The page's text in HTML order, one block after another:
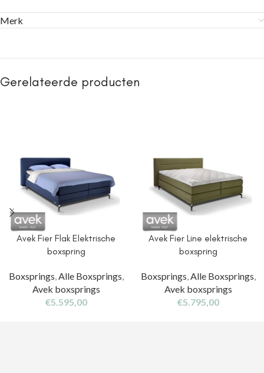
Merk
Gerelateerde producten
Avek Fier Flak Elektrische
boxspring
Boxsprings Alle Boxsprings
Avek boxsprings
€5.595,00
Avek Fier Line elektrische
boxspring
Boxsprings Alle Boxsprings
Avek boxsprings
€5.795,00